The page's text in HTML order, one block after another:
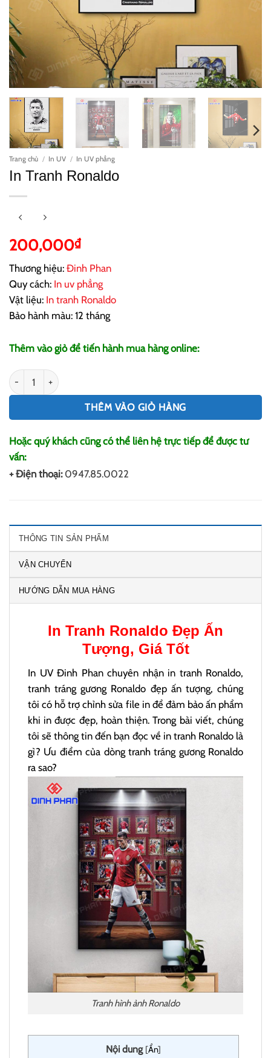
Trang chủ / In UV / In UV phẳng
In Tranh Ronaldo
200,000₫
Thương hiệu: Đinh Phan
Quy cách: In uv phẳng
Vật liệu: In tranh Ronaldo
Bảo hành màu: 12 tháng
Thêm vào giỏ để tiến hành mua hàng online:
In Tranh Ronaldo số lượng
THÊM VÀO GIỎ HÀNG
Hoặc quý khách cũng có thể liên hệ trực tiếp để được tư
vấn:
+ Điện thoại: 0947.85.0022
THÔNG TIN SẢN PHẨM
VẬN CHUYỂN
HƯỚNG DẪN MUA HÀNG
In Tranh Ronaldo Đẹp Ấn
Tượng, Giá Tốt
In UV Đinh Phan chuyên nhận in tranh Ronaldo,
tranh tráng gương Ronaldo đẹp ấn tượng, chúng
tôi có hỗ trợ chỉnh sửa file in để đảm bảo ấn phẩm
khi in được đẹp, hoàn thiện. Trong bài viết, chúng
tôi sẽ thông tin đến bạn đọc về in tranh Ronaldo là
gì? Ưu điểm của dòng tranh tráng gương Ronaldo
ra sao?
Tranh hình ảnh Ronaldo
Nội dung [Ẩn]